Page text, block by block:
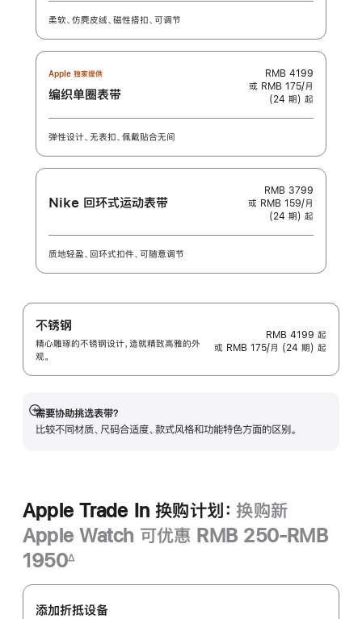
柔软、仿麂皮绒、磁性搭扣、可调节
Apple 独家提供
编织单圈表带
RMB 4199
或 RMB 175/月
(24 期) 起
弹性设计、无表扣、佩戴贴合无间
Nike 回环式运动表带
RMB 3799
或 RMB 159/月
(24 期) 起
质地轻盈、回环式扣件、可随意调节
不锈钢
精心雕琢的不锈钢设计，造就精致高雅的外
观。
RMB 4199 起
或 RMB 175/月 (24 期) 起
需要协助挑选表带？
比较不同材质、尺码合适度、款式风格和功能特色方面的区别。
展
开
Apple Trade In 换购计划： 换购新
Apple Watch 可优惠 RMB 250-RMB
1950
注
∆
Apple
Trade
添加折抵设备